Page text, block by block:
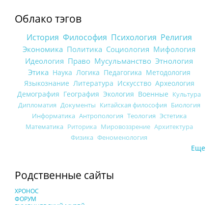
Облако тэгов
История Философия Психология Религия
Экономика Политика Социология Мифология
Идеология Право Мусульманство Этнология
Этика Наука Логика Педагогика Методология
Языкознание Литература Искусство Археология
Демография География Экология Военные Культура
Дипломатия Документы Китайская философия Биология
Информатика Антропология Теология Эстетика
Математика Риторика Мировоззрение Архитектура
Физика Феноменология
Еще
Родственные сайты
ХРОНОС
ФОРУМ